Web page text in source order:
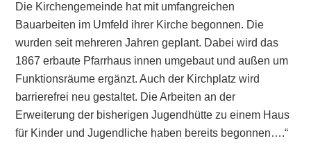
Die Kirchengemeinde hat mit umfangreichen
Bauarbeiten im Umfeld ihrer Kirche begonnen. Die
wurden seit mehreren Jahren geplant. Dabei wird das
1867 erbaute Pfarrhaus innen umgebaut und außen um
Funktionsräume ergänzt. Auch der Kirchplatz wird
barrierefrei neu gestaltet. Die Arbeiten an der
Erweiterung der bisherigen Jugendhütte zu einem Haus
für Kinder und Jugendliche haben bereits begonnen….“